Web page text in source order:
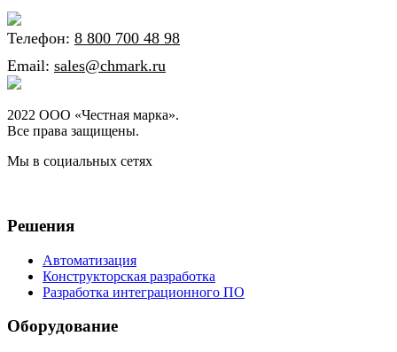
Телефон: 8 800 700 48 98
Email: sales@chmark.ru
2022 ООО «Честная марка».
Все права защищены.
Мы в социальных сетях
Решения
Автоматизация
Конструкторская разработка
Разработка интеграционного ПО
Оборудование